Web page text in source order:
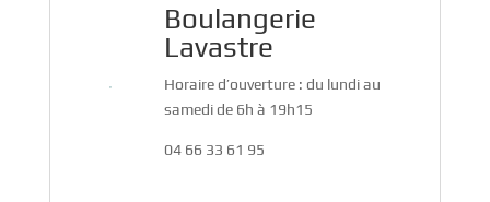
Boulangerie
Lavastre
Horaire d’ouverture : du lundi au
samedi de 6h à 19h15
04 66 33 61 95